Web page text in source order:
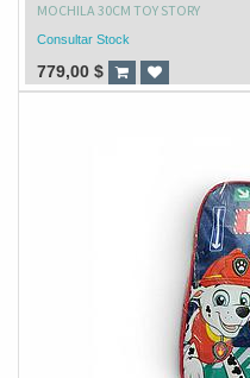
MOCHILA 30CM TOY STORY
Consultar Stock
779,00 $